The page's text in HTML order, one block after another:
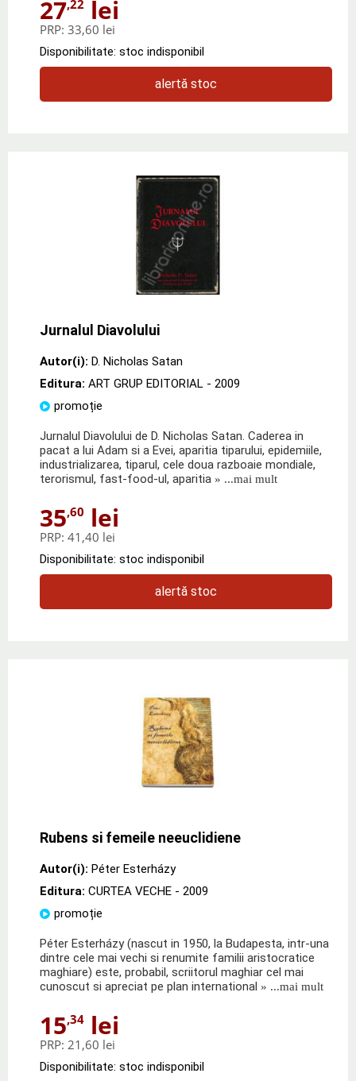
27,22 lei
PRP: 33,60 lei
Disponibilitate: stoc indisponibil
alertă stoc
Jurnalul Diavolului
Autor(i): D. Nicholas Satan
Editura: ART GRUP EDITORIAL - 2009
promoție
Jurnalul Diavolului de D. Nicholas Satan. Caderea in
pacat a lui Adam si a Evei, aparitia tiparului, epidemiile,
industrializarea, tiparul, cele doua razboaie mondiale,
terorismul, fast-food-ul, aparitia » ...mai mult
35,60 lei
PRP: 41,40 lei
Disponibilitate: stoc indisponibil
alertă stoc
Rubens si femeile neeuclidiene
Autor(i): Péter Esterházy
Editura: CURTEA VECHE - 2009
promoție
Péter Esterházy (nascut in 1950, la Budapesta, intr-una
dintre cele mai vechi si renumite familii aristocratice
maghiare) este, probabil, scriitorul maghiar cel mai
cunoscut si apreciat pe plan international » ...mai mult
15,34 lei
PRP: 21,60 lei
Disponibilitate: stoc indisponibil